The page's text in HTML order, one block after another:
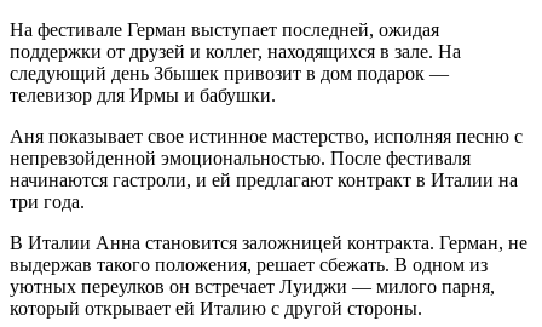
На фестивале Герман выступает последней, ожидая
поддержки от друзей и коллег, находящихся в зале. На
следующий день Збышек привозит в дом подарок —
телевизор для Ирмы и бабушки.
Аня показывает свое истинное мастерство, исполняя песню с
непревзойденной эмоциональностью. После фестиваля
начинаются гастроли, и ей предлагают контракт в Италии на
три года.
В Италии Анна становится заложницей контракта. Герман, не
выдержав такого положения, решает сбежать. В одном из
уютных переулков он встречает Луиджи — милого парня,
который открывает ей Италию с другой стороны.